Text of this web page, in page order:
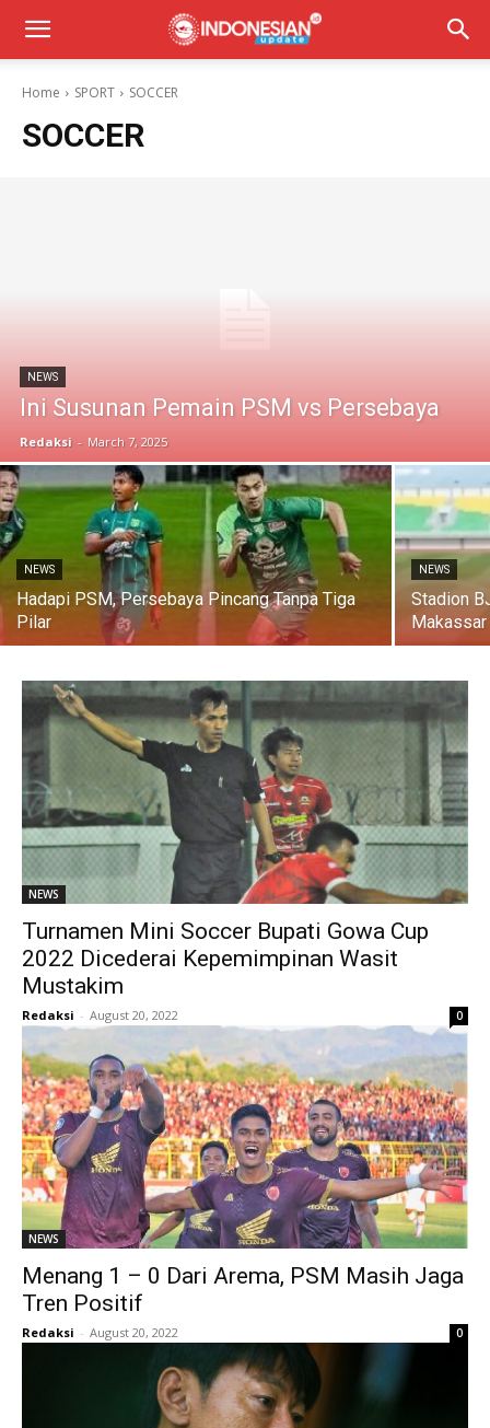
Home SPORT SOCCER
SOCCER
NEWS
Ini Susunan Pemain PSM vs Persebaya
Redaksi - March 7, 2025
NEWS
Hadapi PSM, Persebaya Pincang Tanpa Tiga
Pilar
NEWS
Stadion
Makassar
NEWS
Turnamen Mini Soccer Bupati Gowa Cup
2022 Dicederai Kepemimpinan Wasit
Mustakim
Redaksi - August 20, 2022 0
NEWS
Menang 1 – 0 Dari Arema, PSM Masih Jaga
Tren Positif
Redaksi - August 20, 2022 0